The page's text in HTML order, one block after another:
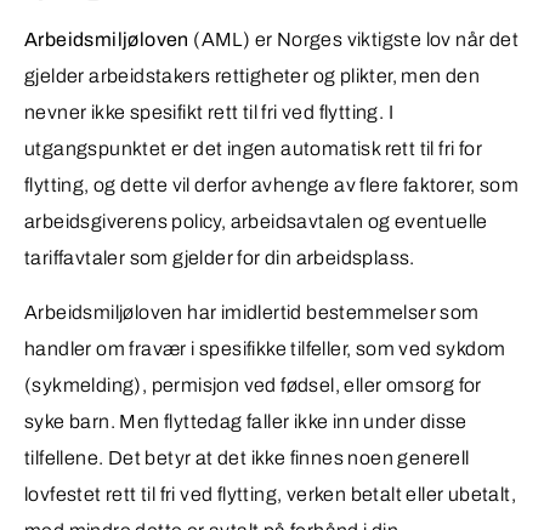
Arbeidsmiljøloven (AML) er Norges viktigste lov når det
gjelder arbeidstakers rettigheter og plikter, men den
nevner ikke spesifikt rett til fri ved flytting. I
utgangspunktet er det ingen automatisk rett til fri for
flytting, og dette vil derfor avhenge av flere faktorer, som
arbeidsgiverens policy, arbeidsavtalen og eventuelle
tariffavtaler som gjelder for din arbeidsplass.
Arbeidsmiljøloven har imidlertid bestemmelser som
handler om fravær i spesifikke tilfeller, som ved sykdom
(sykmelding), permisjon ved fødsel, eller omsorg for
syke barn. Men flyttedag faller ikke inn under disse
tilfellene. Det betyr at det ikke finnes noen generell
lovfestet rett til fri ved flytting, verken betalt eller ubetalt,